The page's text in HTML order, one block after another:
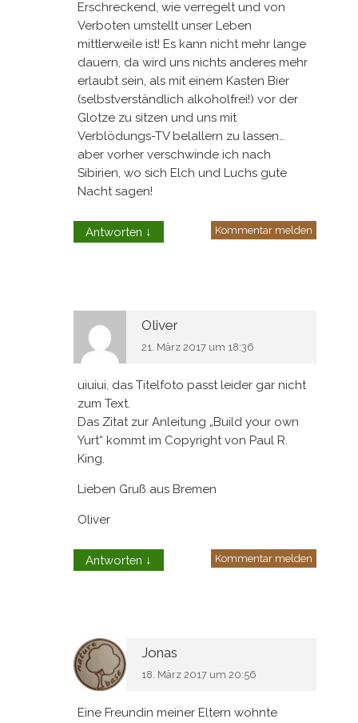
Erschreckend, wie verregelt und von
Verboten umstellt unser Leben
mittlerweile ist! Es kann nicht mehr lange
dauern, da wird uns nichts anderes mehr
erlaubt sein, als mit einem Kasten Bier
(selbstverständlich alkoholfrei!) vor der
Glotze zu sitzen und uns mit
Verblödungs-TV belallern zu lassen…
aber vorher verschwinde ich nach
Sibirien, wo sich Elch und Luchs gute
Nacht sagen!
Antworten ↓ Kommentar melden
Oliver
21. März 2017 um 18:36
uiuiui, das Titelfoto passt leider gar nicht
zum Text.
Das Zitat zur Anleitung „Build your own
Yurt“ kommt im Copyright von Paul R.
King.
Lieben Gruß aus Bremen
Oliver
Antworten ↓ Kommentar melden
Jonas
18. März 2017 um 20:56
Eine Freundin meiner Eltern wohnte